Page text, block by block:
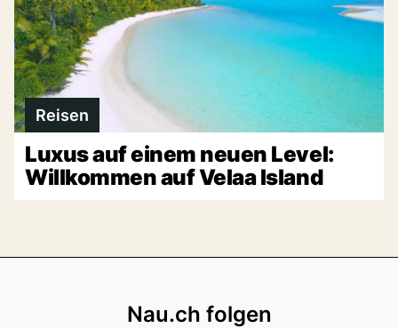
Reisen
Luxus auf einem neuen Level:
Willkommen auf Velaa Island
Nau.ch folgen